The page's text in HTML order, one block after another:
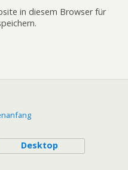
in diesem Browser für
Desktop